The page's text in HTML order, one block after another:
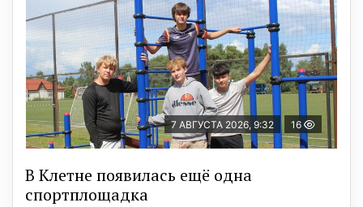
7 АВГУСТА 2026, 9:32 16
В Клетне появилась ещё одна
спортплощадка